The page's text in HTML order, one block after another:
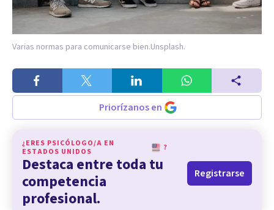
Varias normas para comunicarse bien.Unsplash.
Priorízanos en
¿ERES PSICÓLOGO/A EN
ESTADOS UNIDOS
?
Destaca entre toda tu
competencia
profesional.
Registrarse